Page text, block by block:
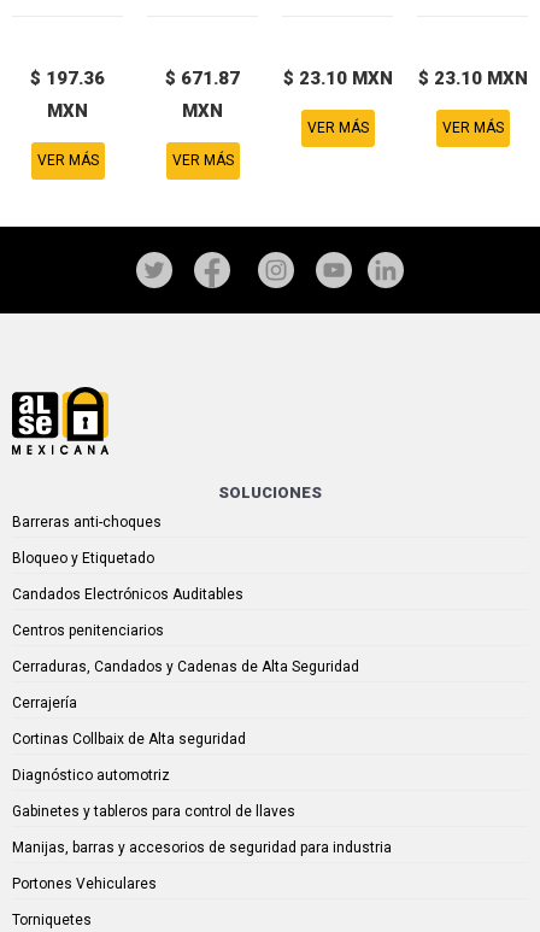
$ 197.36
MXN
VER MÁS
$ 671.87
MXN
VER MÁS
$ 23.10 MXN
VER MÁS
$ 23.10 MXN
VER MÁS
SOLUCIONES
Barreras anti-choques
Bloqueo y Etiquetado
Candados Electrónicos Auditables
Centros penitenciarios
Cerraduras, Candados y Cadenas de Alta Seguridad
Cerrajería
Cortinas Collbaix de Alta seguridad
Diagnóstico automotriz
Gabinetes y tableros para control de llaves
Manijas, barras y accesorios de seguridad para industria
Portones Vehiculares
Torniquetes